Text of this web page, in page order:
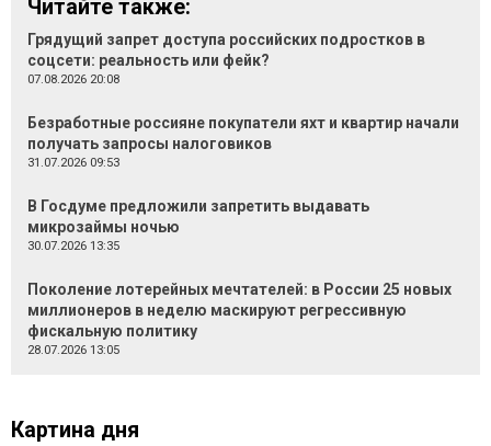
Читайте также:
Грядущий запрет доступа российских подростков в
соцсети: реальность или фейк?
07.08.2026 20:08
Безработные россияне покупатели яхт и квартир начали
получать запросы налоговиков
31.07.2026 09:53
В Госдуме предложили запретить выдавать
микрозаймы ночью
30.07.2026 13:35
Поколение лотерейных мечтателей: в России 25 новых
миллионеров в неделю маскируют регрессивную
фискальную политику
28.07.2026 13:05
Картина дня